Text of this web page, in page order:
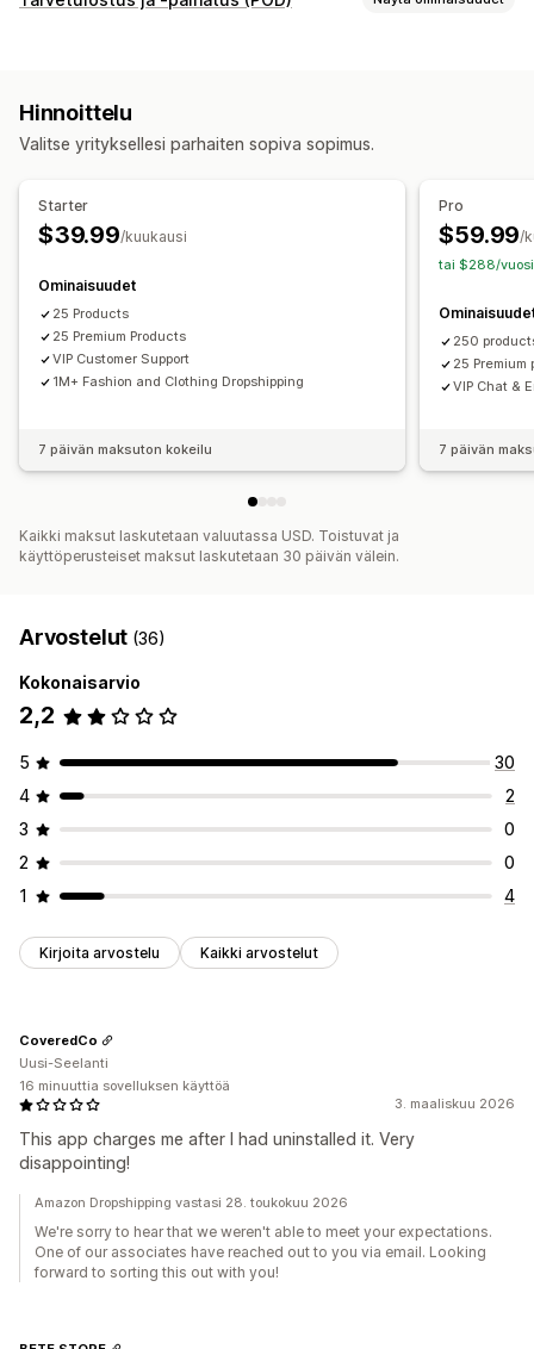
Aikuistuotteet
Arabiemiirikunnat
Espanja
Etelä-Korea Filippiinit
Kiina
Saksa
Singapore Sveitsi
Yhdistynyt kuningaskunta
Mallien luomistyökalu
Yksilöinti
Laukut
Vaatteet
Joululahjat
Ympäristöystävällinen
Toimitusvaihtoehdot
White label Irtotavarakuljetus
Mukautettu toimitus
Globaali toimitus
Monitoimitus
Reaaliaikaiset päivitykset
Hinnoittelu
Valitse yrityksellesi parhaiten sopiva sopimus.
Starter
$39.99/kuukausi
Ominaisuudet
25 Products
25 Premium Products
VIP Customer Support
1M+ Fashion and Clothing Dropshipping
7 päivän maksuton kokeilu
Pro
$59.99/
tai $288/
250
25 Premium
VIP Chat &
7 päivän
Kaikki maksut laskutetaan valuutassa USD. Toistuvat ja
käyttöperusteiset maksut laskutetaan 30 päivän välein.
Arvostelut (36)
Kokonaisarvio
2,2
5
30
4
2
3
0
2
0
1
4
Kirjoita arvostelu Kaikki arvostelut
3. maaliskuu 2026
This app charges me after I had uninstalled it. Very
disappointing!
CoveredCo
Uusi-Seelanti
16 minuuttia sovelluksen käyttöä
Amazon Dropshipping vastasi 28. toukokuu 2026
We're sorry to hear that we weren't able to meet your expectations.
One of our associates have reached out to you via email. Looking
forward to sorting this out with you!